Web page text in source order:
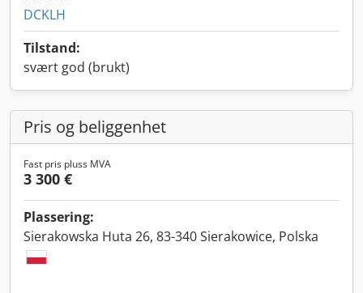
DCKLH
Tilstand:
svært god (brukt)
Pris og beliggenhet
Fast pris pluss MVA
3 300 €
Plassering:
Sierakowska Huta 26, 83-340 Sierakowice, Polska